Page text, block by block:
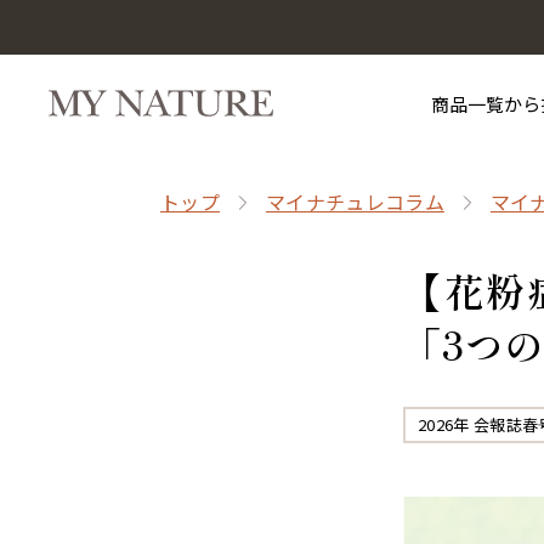
商品一覧か
トップ マイナチュレコラム マイ
【花
「3つ
2026年 会報誌春